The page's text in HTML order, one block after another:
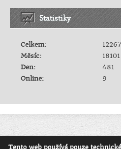
Tento web používá pouze
Statistiky
Online: 9
Celkem:
Měsíc:
18101
Den:
481